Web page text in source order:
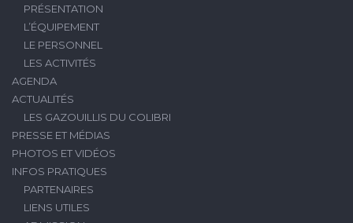
PRÉSENTATION
L’ÉQUIPEMENT
LE PERSONNEL
LES ACTIVITÉS
AGENDA
ACTUALITÉS
LES GAZOUILLIS DU COLIBRI
PRESSE ET MÉDIAS
PHOTOS ET VIDÉOS
INFOS PRATIQUES
PARTENAIRES
LIENS UTILES